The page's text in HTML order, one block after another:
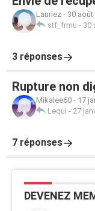
Lauriez - 30 août
stf_frmu - 30
3 réponses
Rupture non
Mikalee60 - 17
Lequi - 27
7 réponses
DEVENEZ